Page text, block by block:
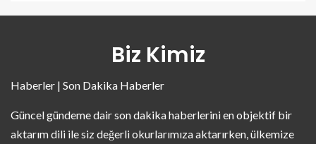
Biz Kimiz
Haberler | Son Dakika Haberler
Güncel gündeme dair son dakika haberlerini en objektif bir
aktarım dili ile siz değerli okurlarımıza aktarırken, ülkemize